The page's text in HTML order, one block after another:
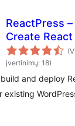
ReactPress –
Create
for
įvertinimų: 18)
and deploy
existing